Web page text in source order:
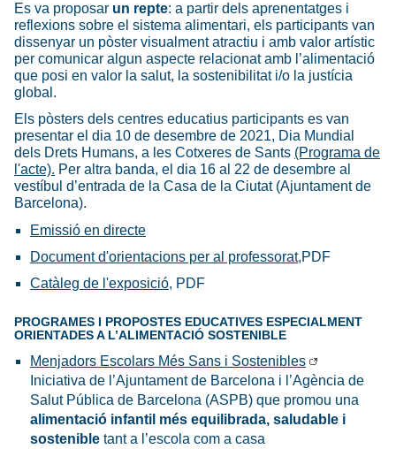
Es va proposar un repte: a partir dels aprenentatges i
reflexions sobre el sistema alimentari, els participants van
dissenyar un pòster visualment atractiu i amb valor artístic
per comunicar algun aspecte relacionat amb l’alimentació
que posi en valor la salut, la sostenibilitat i/o la justícia
global.
Els pòsters dels centres educatius participants es van
presentar el dia 10 de desembre de 2021, Dia Mundial
dels Drets Humans, a les Cotxeres de Sants (Programa de
l'acte). Per altra banda, el dia 16 al 22 de desembre al
vestíbul d’entrada de la Casa de la Ciutat (Ajuntament de
Barcelona).
Emissió en directe
Document d'orientacions per al professorat,PDF
Catàleg de l'exposició, PDF
PROGRAMES I PROPOSTES EDUCATIVES ESPECIALMENT
ORIENTADES A L’ALIMENTACIÓ SOSTENIBLE
Menjadors Escolars Més Sans i Sostenibles
Iniciativa de l’Ajuntament de Barcelona i l’Agència de
Salut Pública de Barcelona (ASPB) que promou una
alimentació infantil més equilibrada, saludable i
sostenible tant a l’escola com a casa